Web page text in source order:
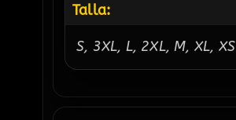
Talla:
S, 3XL, L, 2XL, M, XL, XS